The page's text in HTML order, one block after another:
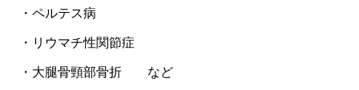
・ペルテス病
・リウマチ性関節症
・大腿骨頸部骨折 など